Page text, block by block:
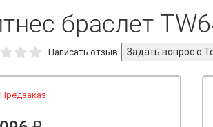
браслет
Написать отзыв
Предзаказ